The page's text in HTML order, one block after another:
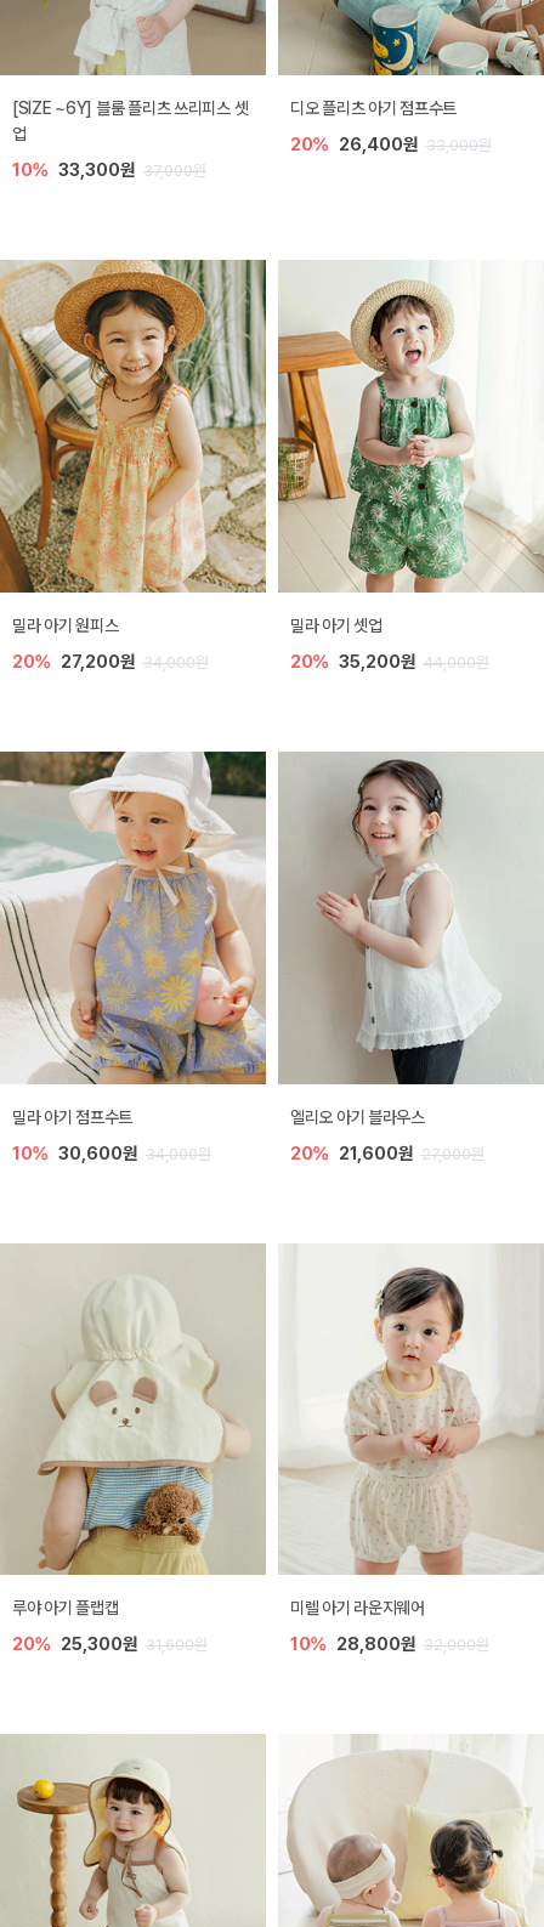
[SIZE ~6Y] 블룸 플리츠 쓰리피스 셋
업
10% 33,300원 37,000원
디오 플리츠 아기 점프수트
20% 26,400원 33,000원
밀라 아기 원피스
20% 27,200원 34,000원
밀라 아기 셋업
20% 35,200원 44,000원
밀라 아기 점프수트
10% 30,600원 34,000원
엘리오 아기 블라우스
20% 21,600원 27,000원
루야 아기 플랩캡
20% 25,300원 31,600원
미렐 아기 라운지웨어
10% 28,800원 32,000원